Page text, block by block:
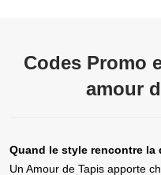
Codes Promo
amour
Quand le style rencontre la
Un Amour de Tapis apporte